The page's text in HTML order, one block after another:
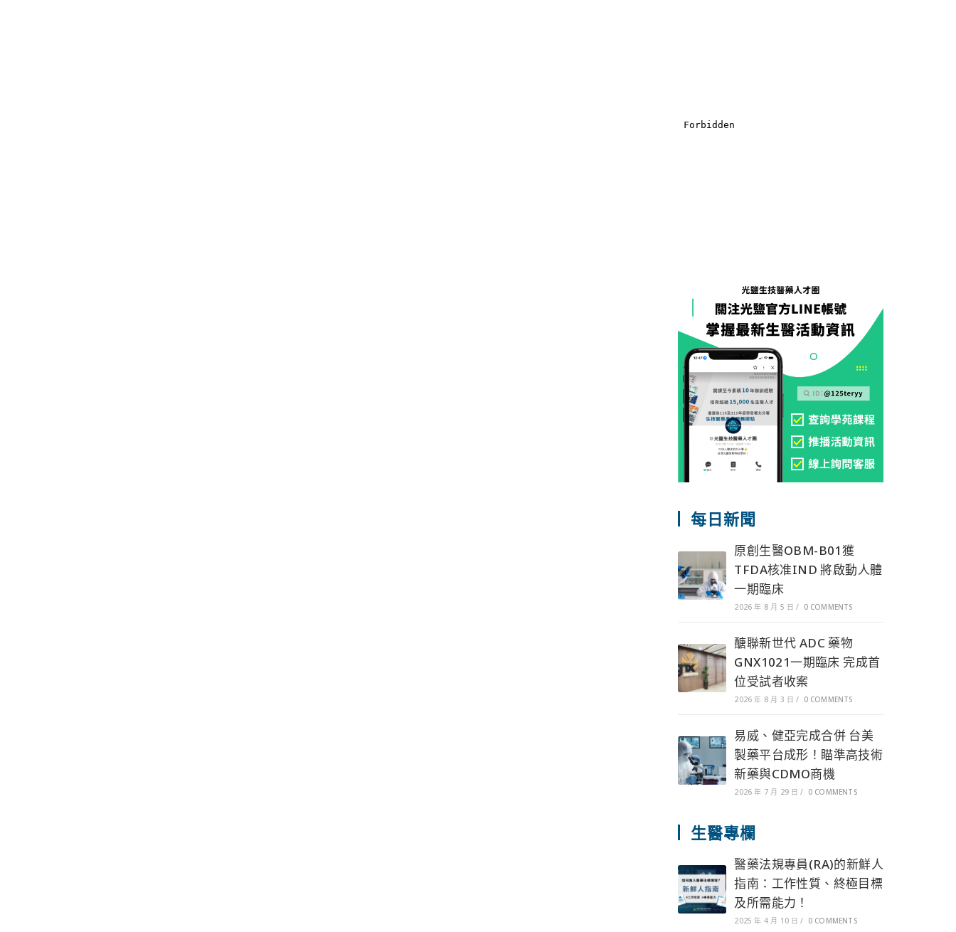
每日新聞
原創生醫OBM-B01獲
TFDA核准IND 將啟動人體
一期臨床
2026 年 8 月 5 日 / 0 COMMENTS
醣聯新世代 ADC 藥物
GNX1021一期臨床 完成首
位受試者收案
2026 年 8 月 3 日 / 0 COMMENTS
易威、健亞完成合併 台美
製藥平台成形！瞄準高技術
新藥與CDMO商機
2026 年 7 月 29 日 / 0 COMMENTS
生醫專欄
醫藥法規專員(RA)的新鮮人
指南：工作性質、終極目標
及所需能力！
2025 年 4 月 10 日 / 0 COMMENTS